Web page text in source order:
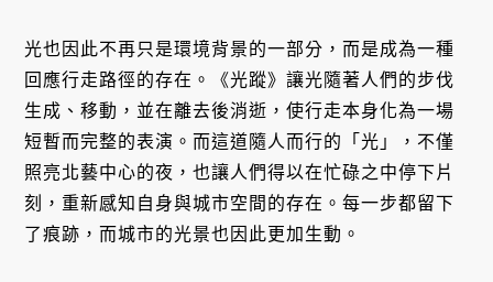
光也因此不再只是環境背景的一部分，而是成為一種
回應行走路徑的存在。《光蹤》讓光隨著人們的步伐
生成、移動，並在離去後消逝，使行走本身化為一場
短暫而完整的表演。而這道隨人而行的「光」，不僅
照亮北藝中心的夜，也讓人們得以在忙碌之中停下片
刻，重新感知自身與城市空間的存在。每一步都留下
了痕跡，而城市的光景也因此更加生動。